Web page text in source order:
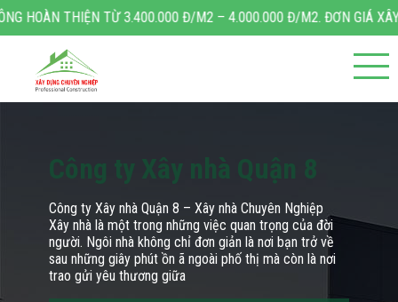
3.400.000 Đ/M2 – 4.000.000 Đ/M2. ĐƠN GIÁ XÂY NHÀ TRỌN GÓI
Công ty Xây nhà Quận 8
Công ty Xây nhà Quận 8 – Xây nhà Chuyên Nghiệp
Xây nhà là một trong những việc quan trọng của đời
người. Ngôi nhà không chỉ đơn giản là nơi bạn trở về
sau những giây phút ồn ã ngoài phố thị mà còn là nơi
trao gửi yêu thương giữa